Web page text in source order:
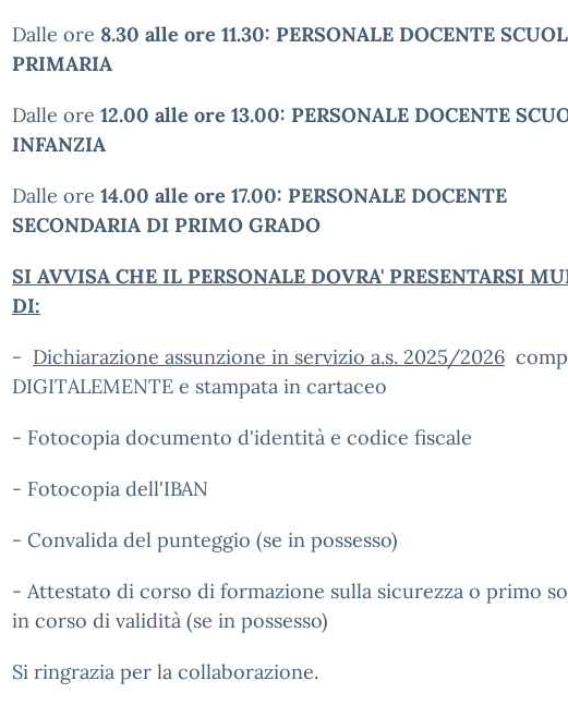
Dalle ore 8.30 alle ore 11.30: PERSONALE DOCENTE
PRIMARIA
Dalle ore 12.00 alle ore 13.00: PERSONALE DOCENTE
INFANZIA
Dalle ore 14.00 alle ore 17.00: PERSONALE DOCENTE
SECONDARIA DI PRIMO GRADO
SI AVVISA CHE IL PERSONALE DOVRA' PRESENTARSI
DI:
- Dichiarazione assunzione in servizio a.s. 2025/2026
DIGITALEMENTE e stampata in cartaceo
- Fotocopia documento d'identità e codice fiscale
- Fotocopia dell'IBAN
- Convalida del punteggio (se in possesso)
- Attestato di corso di formazione sulla sicurezza o primo
in corso di validità (se in possesso)
Si ringrazia per la collaborazione.